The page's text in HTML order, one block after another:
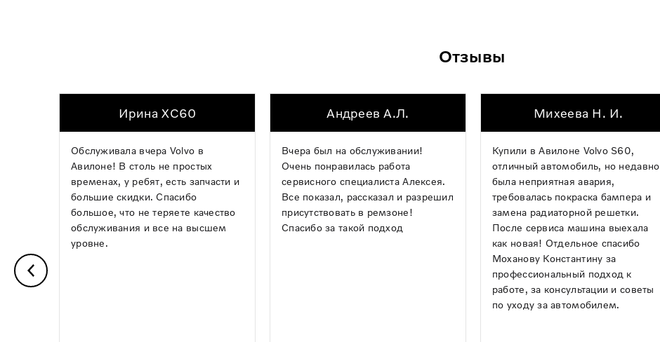
Отзывы
Ирина XC60
Обслуживала вчера Volvo в
Авилоне! В столь не простых
временах, у ребят, есть запчасти и
большие скидки. Спасибо
большое, что не теряете качество
обслуживания и все на высшем
уровне.
Андреев А.Л.
Вчера был на обслуживании!
Очень понравилась работа
сервисного специалиста Алексея.
Все показал, рассказал и разрешил
присутствовать в ремзоне!
Спасибо за такой подход
Михеева Н. И.
Купили в Авилоне Volvo S60,
отличный автомобиль, но недавно
была неприятная авария,
требовалась покраска бампера и
замена радиаторной решетки.
После сервиса машина выехала
как новая! Отдельное спасибо
Моханову Константину за
профессиональный подход к
работе, за консультации и советы
по уходу за автомобилем.